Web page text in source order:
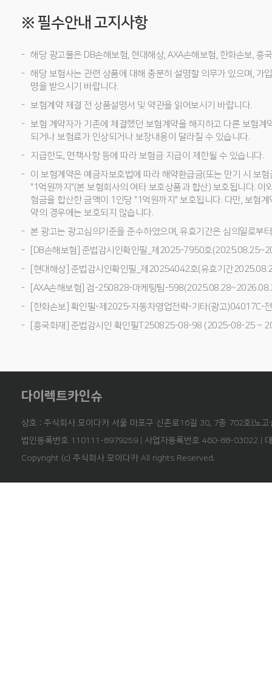
※ 필수안내 고지사항
해당 광고물은 DB손해보험, 현대해상, AXA손해보험, 한화손보, 흥
해당 보험사는 관련 상품에 대해 충분히 설명할 의무가 있으며, 가
명을 받으시기 바랍니다.
보험계약 체결 전 상품설명서 및 약관을 읽어보시기 바랍니다.
보험 계약자가 기존에 체결했던 보험계약을 해지하고 다른 보험계
되거나 보험료가 인상되거나 보장내용이 달라질 수 있습니다.
지급한도, 면책사항 등에 따라 보험금 지급이 제한될 수 있습니다.
이 보험계약은 예금자보호법에 따라 해약환급금(또는 만기 시 보
"1억원까지"(본 보험회사의 여타 보호상품과 합산) 보호됩니다. 이
험금을 합산한 금액이 1인당 "1억원까지" 보호됩니다. 다만, 보험
약의 경우에는 보호되지 않습니다.
본 광고는 광고심의기준을 준수하였으며, 유효기간은 심의일로부
[DB손해보험] 준법감시인확인필_제2025-7950호
[현대해상] 준법감시인확인필_제20254042호(유효기간
[AXA손해보험] 검-250828-마케팅팀-
[한화손보] 확인필-제2025-자동차영업전략-기타(광고)04017C-
[흥국화재] 준법감시인 확인필T250825-08-98 (2025-08-25 ~
다이렉트카인슈
상호 : 주식회사 모이다카 서울 마포구 신촌로16길 30, 7층 702호(노고
법인등록번호 110111-8979259 | 사업자등록번호 460-88-03022 |
Copyright (c) 주식회사 모이다카 All rights Reserved.